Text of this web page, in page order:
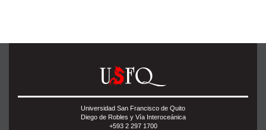
Universidad San Francisco de Quito
Diego de Robles y Vía Interoceánica
+593 2 297 1700